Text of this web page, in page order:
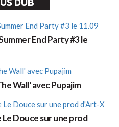
End Party #3 le
Wall' avec Pupajim
Le Douce sur une prod